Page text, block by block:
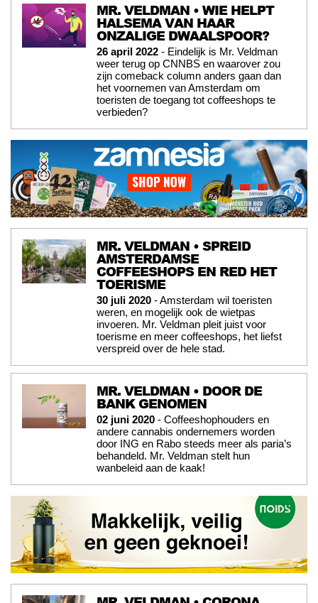
MR. VELDMAN • WIE HELPT
HALSEMA VAN HAAR
ONZALIGE DWAALSPOOR?
26 april 2022 - Eindelijk is Mr. Veldman
weer terug op CNNBS en waarover zou
zijn comeback column anders gaan dan
het voornemen van Amsterdam om
toeristen de toegang tot coffeeshops te
verbieden?
MR. VELDMAN • SPREID
AMSTERDAMSE
COFFEESHOPS EN RED HET
TOERISME
30 juli 2020 - Amsterdam wil toeristen
weren, en mogelijk ook de wietpas
invoeren. Mr. Veldman pleit juist voor
toerisme en meer coffeeshops, het liefst
verspreid over de hele stad.
MR. VELDMAN • DOOR DE
BANK GENOMEN
02 juni 2020 - Coffeeshophouders en
andere cannabis ondernemers worden
door ING en Rabo steeds meer als paria’s
behandeld. Mr. Veldman stelt hun
wanbeleid aan de kaak!